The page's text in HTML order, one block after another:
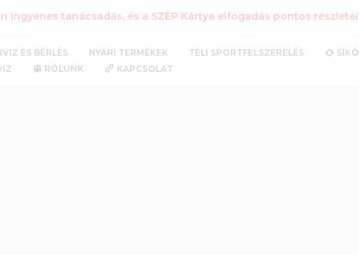
ingyenes tanácsadás, és a SZÉP Kártya elfogadás pontos
ÉS BÉRLÉS NYÁRI TERMÉKEK TÉLI SPORTFELSZERELÉS
RÓLUNK KAPCSOLAT